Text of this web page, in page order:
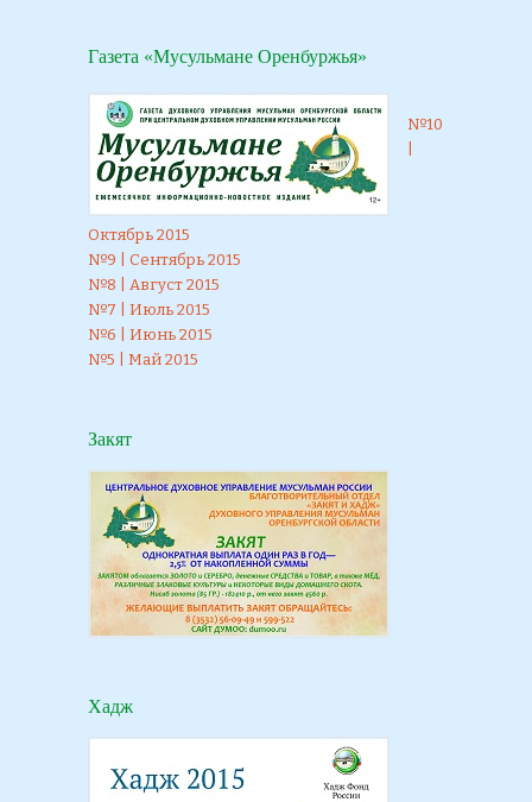
Газета «Мусульмане Оренбуржья»
№10
Октябрь 2015
№9 | Сентябрь 2015
№8 | Август 2015
№7 | Июль 2015
№6 | Июнь 2015
№5 | Май 2015
Закят
Хадж